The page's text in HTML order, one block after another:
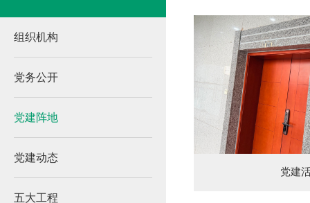
组织机构
党务公开
党建阵地
党建动态
五大工程
党建